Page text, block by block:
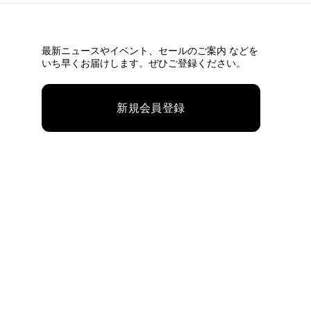
最新ニュースやイベント、 セールのご案内 などを
いち早くお届けします。ぜひご登録ください。
新規会員登録